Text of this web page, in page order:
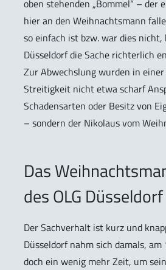
oben stehenden „Bommel“ – der
hier an den Weihnachtsmann
so einfach ist bzw. war dies nicht,
Düsseldorf die Sache richterlich
Zur Abwechslung wurden in
Streitigkeit nicht etwa scharf
Schadensarten oder Besitz von
– sondern der Nikolaus vom
Das
des OLG Düsseldorf
Der Sachverhalt ist kurz und
Düsseldorf nahm sich damals,
doch ein wenig mehr Zeit, um